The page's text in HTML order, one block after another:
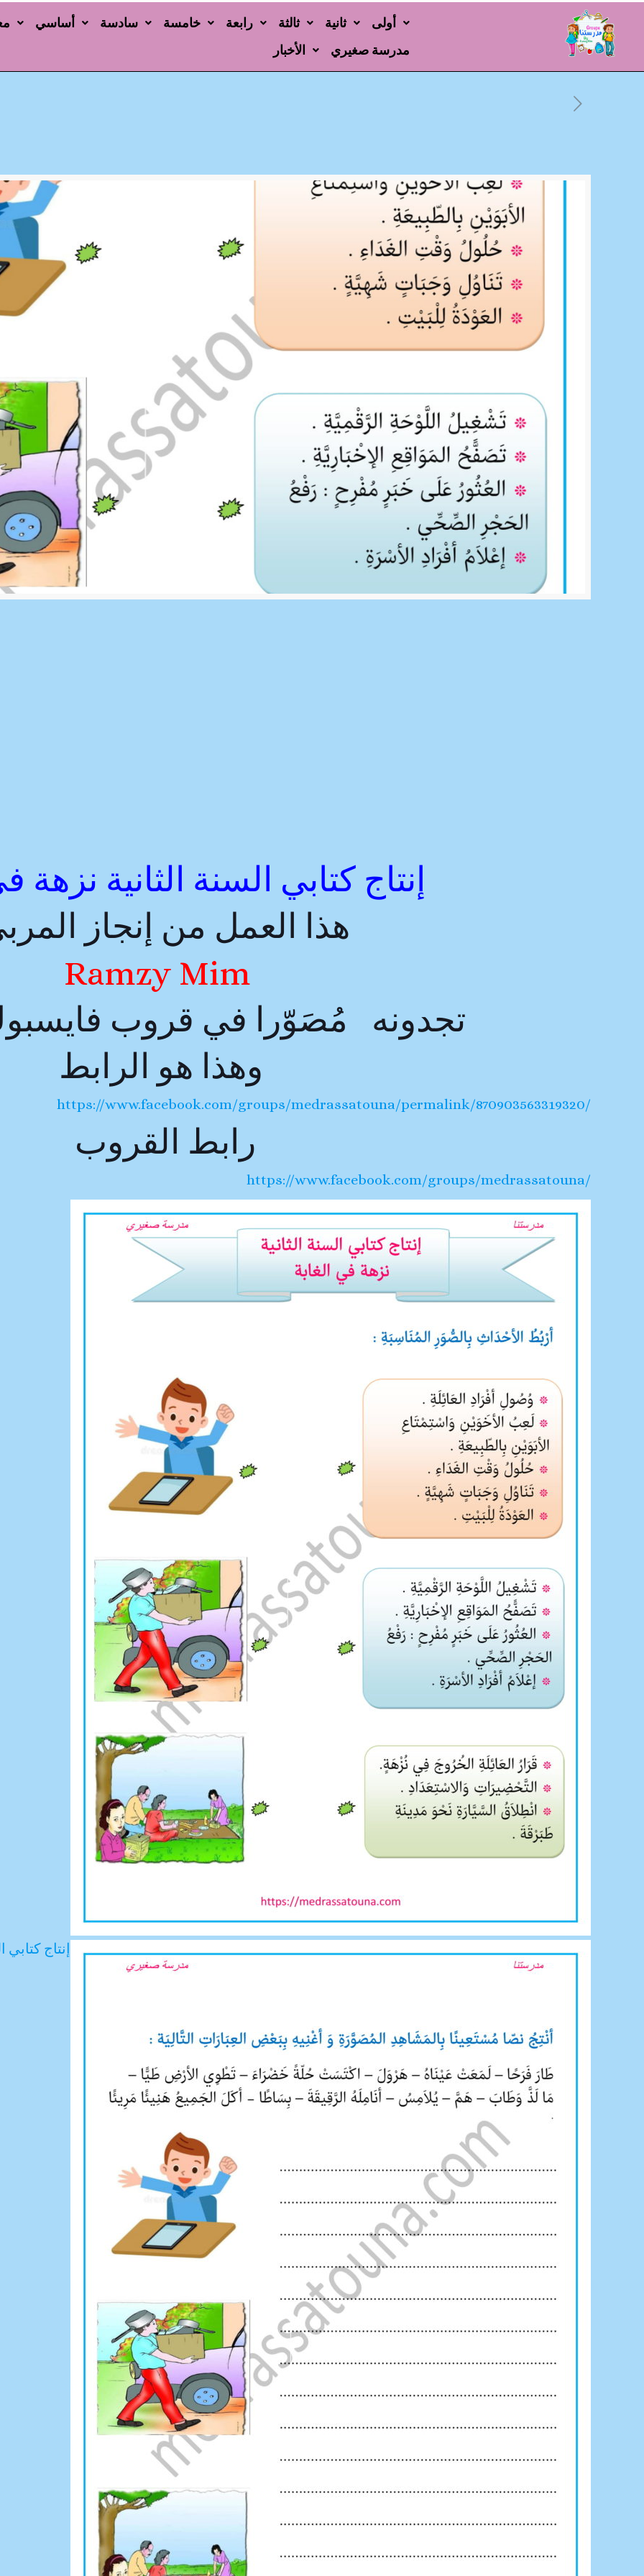
أساسي سادسة خامسة رابعة ثالثة ثانية
أولى
الأخبار
مدرسة صغيري
إنتاج كتابي السنة الثانية نزهة
هذا العمل من إنجاز
Ramzy Mim
تجدونه مُصَوّرا في قروب
وهذا هو الرابط
https://www.facebook.com/groups/medrassatouna/permalink/870903563319320/
رابط القروب
https://www.facebook.com/groups/medrassatouna/
إنتاج